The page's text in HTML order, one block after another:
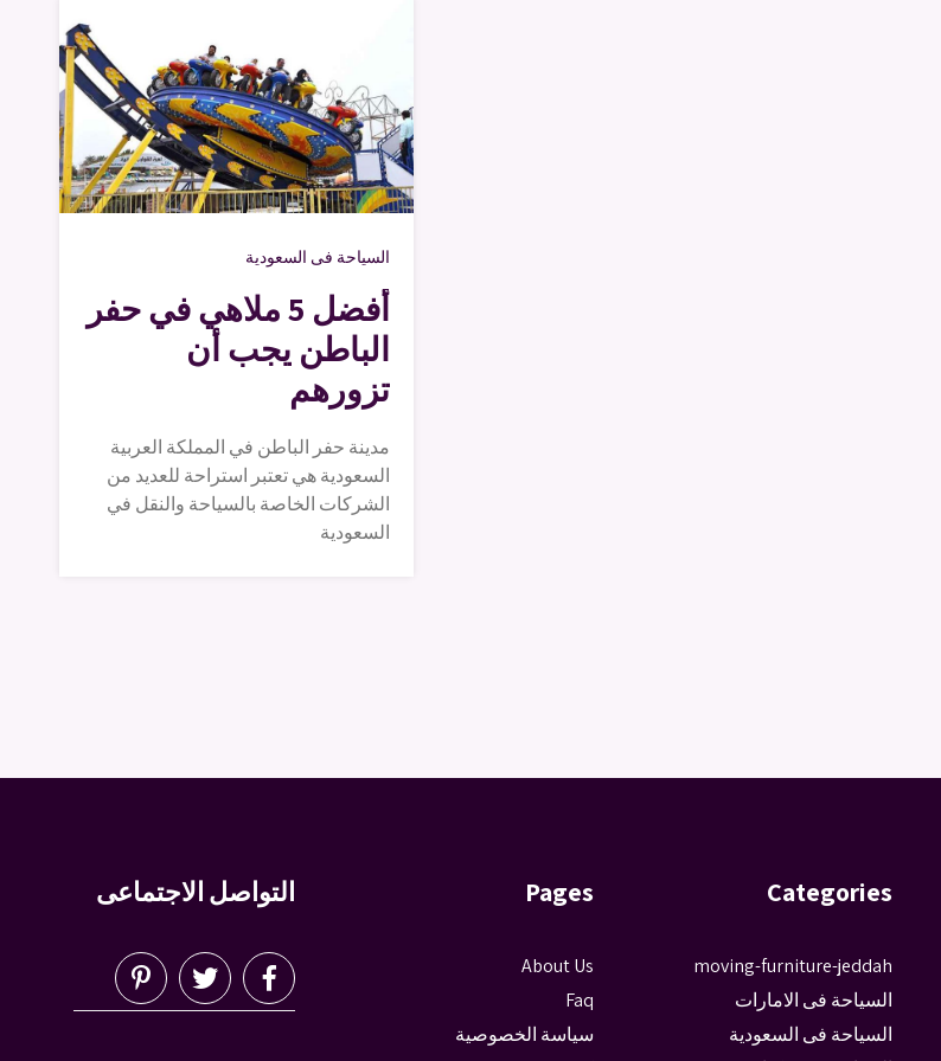
السياحة فى السعودية
أفضل 5 ملاهي في حفر
الباطن يجب أن
تزورهم
مدينة حفر الباطن في المملكة العربية
السعودية هي تعتبر استراحة للعديد من
الشركات الخاصة بالسياحة والنقل في
السعودية
Categories
moving-furniture-jeddah
السياحة فى الامارات
السياحة فى السعودية
Pages
About Us
Faq
سياسة الخصوصية
التواصل الاجتماعى